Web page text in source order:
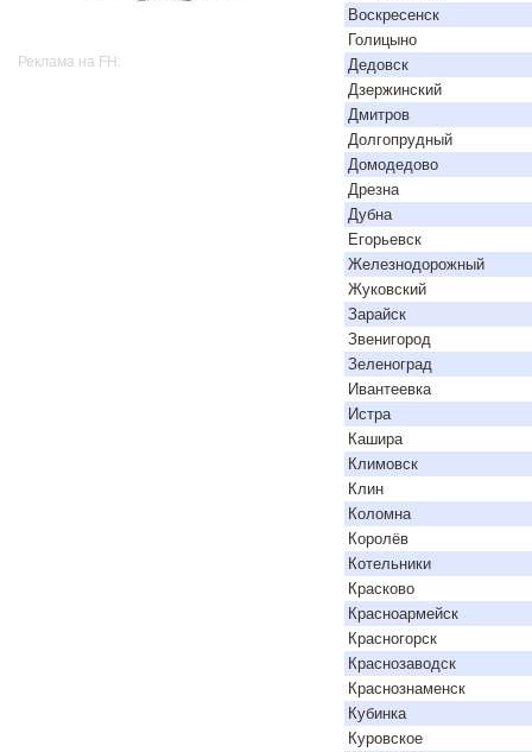
Реклама на FH:
Воскресенск
Голицыно
Дедовск
Дзержинский
Дмитров
Долгопрудный
Домодедово
Дрезна
Дубна
Егорьевск
Железнодорожный
Жуковский
Зарайск
Звенигород
Зеленоград
Ивантеевка
Истра
Кашира
Климовск
Клин
Коломна
Королёв
Котельники
Красково
Красноармейск
Красногорск
Краснозаводск
Краснознаменск
Кубинка
Куровское